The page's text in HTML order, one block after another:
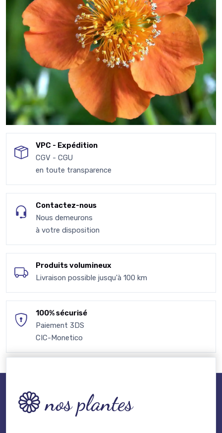
VPC - Expédition
CGV - CGU
en toute transparence
Contactez-nous
Nous demeurons
à votre disposition
Produits volumineux
Livraison possible jusqu'à 100 km
100% sécurisé
Paiement 3DS
CIC-Monetico
nos plantes